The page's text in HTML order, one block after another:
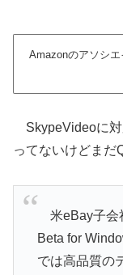
Amazonのアソシ
SkypeVideoに対
ってないけどまだ
米eBay子会
Beta for
では高品質の